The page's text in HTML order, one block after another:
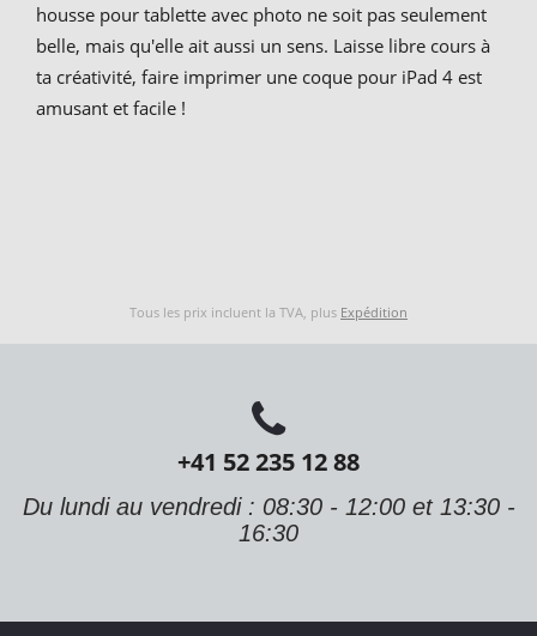
housse pour tablette avec photo ne soit pas seulement
belle, mais qu'elle ait aussi un sens. Laisse libre cours à
ta créativité, faire imprimer une coque pour iPad 4 est
amusant et facile !
Tous les prix incluent la TVA, plus Expédition
+41 52 235 12 88
Du lundi au vendredi : 08:30 - 12:00 et 13:30 -
16:30